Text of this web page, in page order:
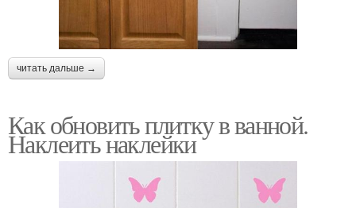
читать дальше →
Как обновить плитку в ванной.
Наклеить наклейки